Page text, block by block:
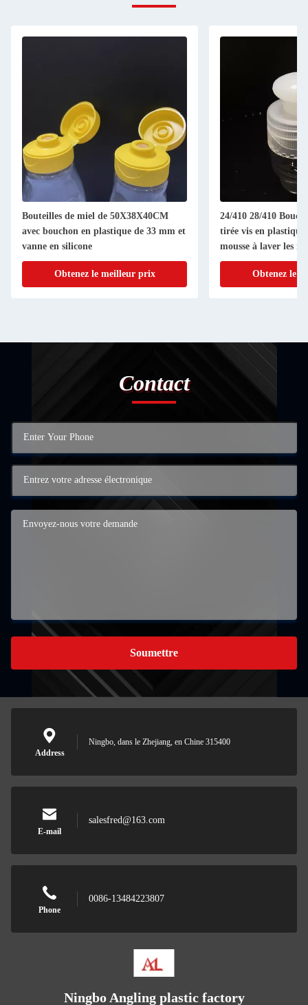
Bouteilles de miel de 50X38X40CM
avec bouchon en plastique de 33 mm et
vanne en silicone
Obtenez le meilleur prix
24/410 28/410
tirée vis en
mousse à laver les
Obtenez le
Contact
Soumettre
Address
Ningbo, dans le Zhejiang, en Chine 315400
E-mail
salesfred@163.com
Phone
0086-13484223807
Ningbo Angling plastic factory